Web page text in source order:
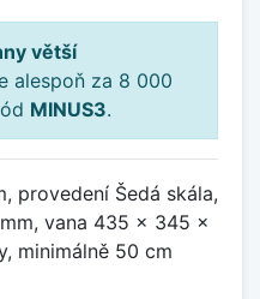
větší
alespoň za 8 000
MINUS3.
provedení Šedá skála,
vana 435 x 345 x
minimálně 50 cm